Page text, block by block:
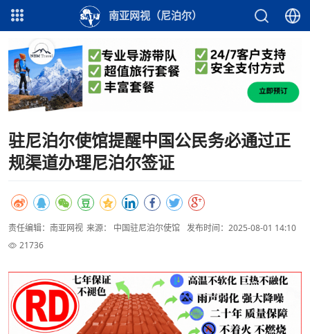
南亚网视（尼泊尔）
驻尼泊尔使馆提醒中国公民务必通过正
规渠道办理尼泊尔签证
责任编辑：南亚网视 来源： 中国驻尼泊尔使馆 发布时间：2025-08-01 14:10
21736